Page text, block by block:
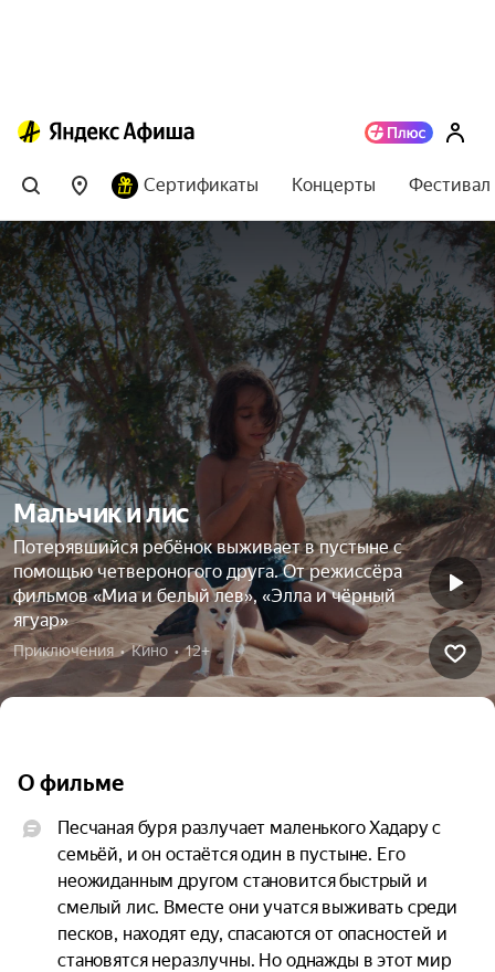
Сертификаты Концерты
Мальчик и лис
Потерявшийся ребёнок выживает в пустыне с
помощью четвероногого друга. От режиссёра
фильмов «Миа и белый лев», «Элла и чёрный
ягуар»
Приключения  •  Кино  •  12+
О фильме
Песчаная буря разлучает маленького Хадару с
семьёй, и он остаётся один в пустыне. Его
неожиданным другом становится быстрый и
смелый лис. Вместе они учатся выживать среди
песков, находят еду, спасаются от опасностей и
становятся неразлучны. Но однажды в этот мир